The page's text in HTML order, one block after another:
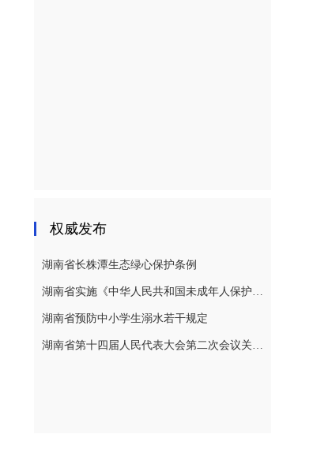
权威发布
湖南省长株潭生态绿心保护条例
湖南省实施《中华人民共和国未成年人保护法》若干规定
湖南省预防中小学生溺水若干规定
湖南省第十四届人民代表大会第二次会议关于湖南省人民代表大会常务委员会工作报告的决议